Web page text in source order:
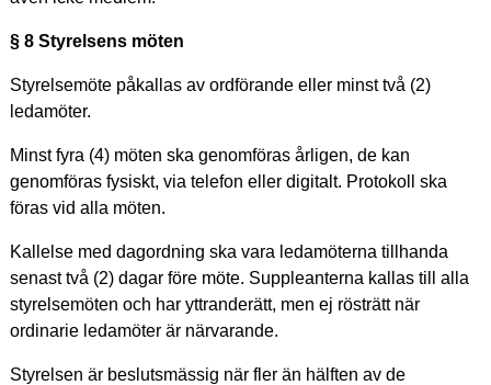
§ 8 Styrelsens möten
Styrelsemöte påkallas av ordförande eller minst två (2)
ledamöter.
Minst fyra (4) möten ska genomföras årligen, de kan
genomföras fysiskt, via telefon eller digitalt. Protokoll ska
föras vid alla möten.
Kallelse med dagordning ska vara ledamöterna tillhanda
senast två (2) dagar före möte. Suppleanterna kallas till alla
styrelsemöten och har yttranderätt, men ej rösträtt när
ordinarie ledamöter är närvarande.
Styrelsen är beslutsmässig när fler än hälften av de